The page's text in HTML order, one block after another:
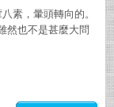
素，暈頭轉向的。
然也不是甚麼大問